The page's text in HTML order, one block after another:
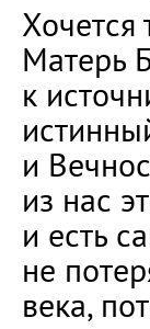
Хочется
Матерь
к
и
из нас
и есть
не
века,